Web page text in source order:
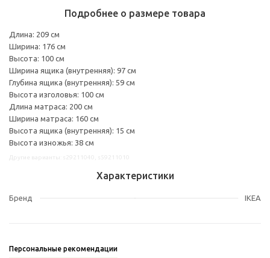
Подробнее о размере товара
Длина: 209 см
Ширина: 176 см
Высота: 100 см
Ширина ящика (внутренняя): 97 см
Глубина ящика (внутренняя): 59 см
Высота изголовья: 100 см
Длина матраса: 200 см
Ширина матраса: 160 см
Высота ящика (внутренняя): 15 см
Высота изножья: 38 см
Характеристики
Бренд IKEA
Персональные рекомендации